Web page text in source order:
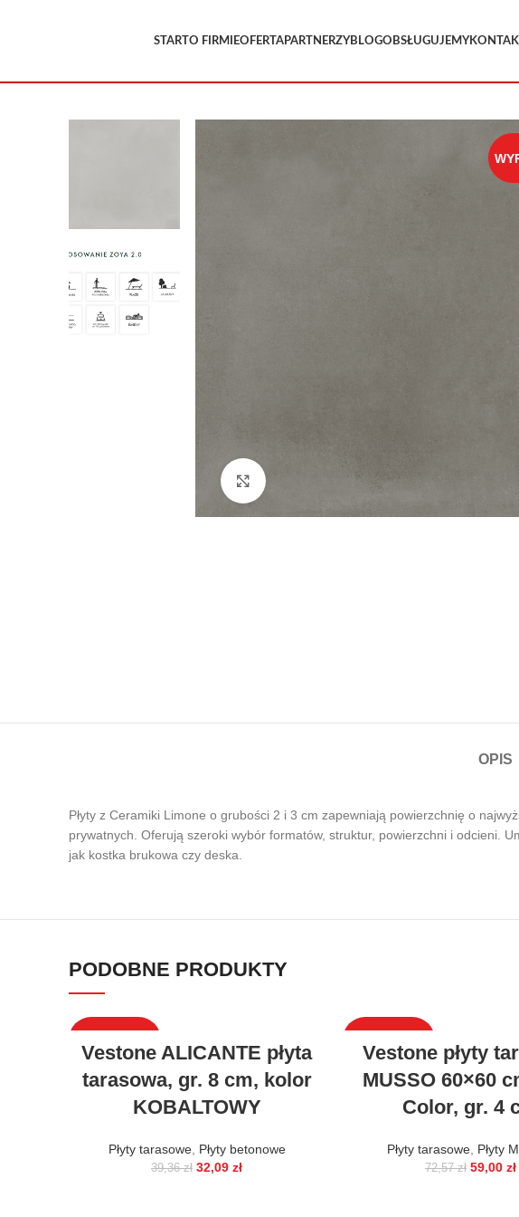
STARTO FIRMIEOFERTAPARTNERZYBLOGOBSŁUGUJEMY
Kliknij, aby powiększyć
OPIS
Płyty z Ceramiki Limone o grubości 2 i 3 cm zapewniają powierzchnię o
prywatnych. Oferują szeroki wybór formatów, struktur, powierzchni i odcieni.
jak kostka brukowa czy deska.
PODOBNE PRODUKTY
Vestone ALICANTE płyta
tarasowa, gr. 8 cm, kolor
KOBALTOWY
Płyty tarasowe, Płyty betonowe
39,36zł 32,09 zł
Vestone płyty
MUSSO 60×60
Color, gr. 4
Płyty tarasowe Płyty
72,57zł 59,00 zł